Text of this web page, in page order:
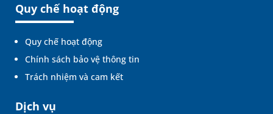
Quy chế hoạt động
Quy chế hoạt động
Chính sách bảo vệ thông tin
Trách nhiệm và cam kết
Dịch vụ